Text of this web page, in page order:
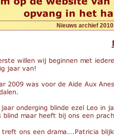
Nieuws archief 2010